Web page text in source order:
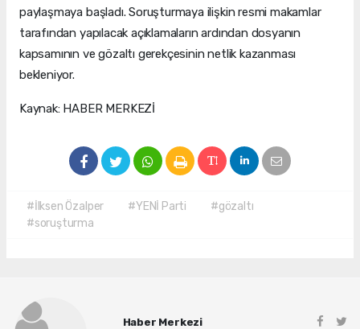
paylaşmaya başladı. Soruşturmaya ilişkin resmi makamlar
tarafından yapılacak açıklamaların ardından dosyanın
kapsamının ve gözaltı gerekçesinin netlik kazanması
bekleniyor.
Kaynak: HABER MERKEZİ
#İlksen Özalper #YENİ Parti
#gözaltı
#soruşturma
Haber Merkezi